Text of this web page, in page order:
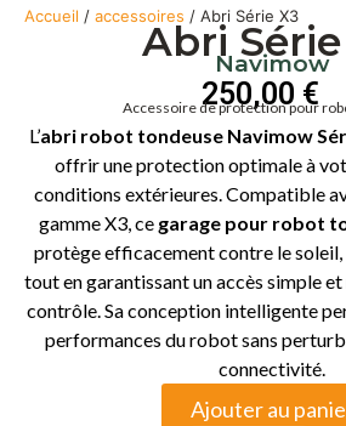
Accueil / accessoires / Abri Série X3
Abri Série
Navimow
250,00 €
Accessoire de protection pour
L’abri robot tondeuse Navimow
offrir une protection optimale à
conditions extérieures. Compatible
gamme X3, ce garage pour robot
protège efficacement contre le soleil,
tout en garantissant un accès simple
contrôle. Sa conception intelligente
performances du robot sans
connectivité.
Ajouter au